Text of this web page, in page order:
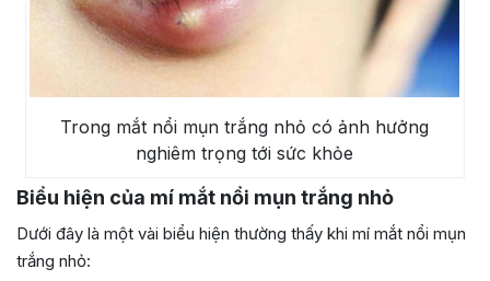
Trong mắt nổi mụn trắng nhỏ có ảnh hưởng
nghiêm trọng tới sức khỏe
Biểu hiện của mí mắt nổi mụn trắng nhỏ
Dưới đây là một vài biểu hiện thường thấy khi mí mắt nổi mụn
trắng nhỏ: